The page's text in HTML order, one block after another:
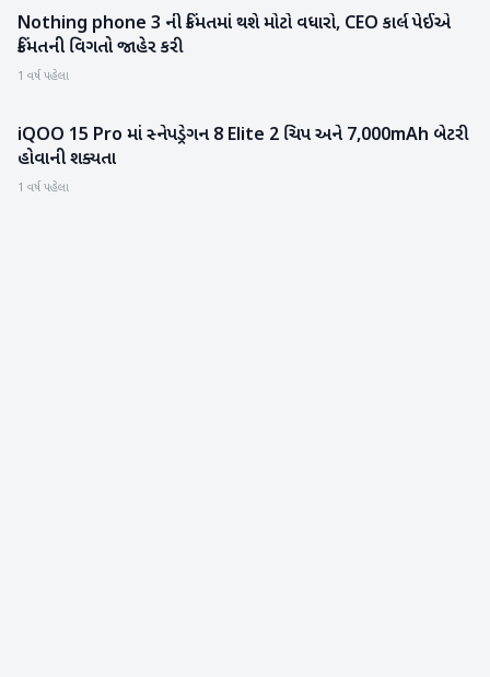
ગેજેટ
Nothing phone 3 ની કિંમતમાં થશે મોટો વધારો, CEO કાર્લ પેઈએ
કિંમતની વિગતો જાહેર કરી
1 વર્ષ પહેલા
ગેજેટ
iQOO 15 Pro માં સ્નેપડ્રેગન 8 Elite 2 ચિપ અને 7,000mAh બેટરી
હોવાની શક્યતા
1 વર્ષ પહેલા